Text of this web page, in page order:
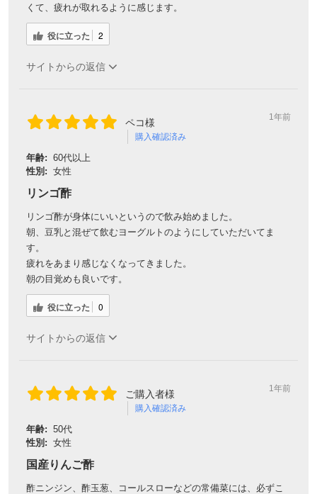
くて、疲れが取れるように感じます。
役に立った 2
サイトからの返信
ペコ様
購入確認済み
1年前
年齢: 60代以上
性別: 女性
リンゴ酢
リンゴ酢が身体にいいというので飲み始めました。
朝、豆乳と混ぜて飲むヨーグルトのようにしていただいてま
す。
疲れをあまり感じなくなってきました。
朝の目覚めも良いです。
役に立った 0
サイトからの返信
ご購入者様
購入確認済み
1年前
年齢: 50代
性別: 女性
国産りんご酢
酢ニンジン、酢玉葱、コールスローなどの常備菜には、必ずこ
対象者：かわしま屋で初めてお買い物をされる方
ご利用回数：お一人様1回限り
クーポンのご利用方法はこちら >>